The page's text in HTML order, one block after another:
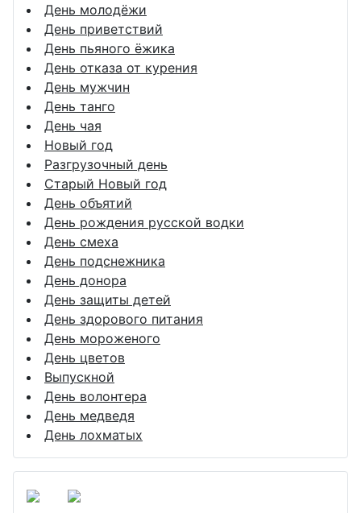
День молодёжи
День приветствий
День пьяного ёжика
День отказа от курения
День мужчин
День танго
День чая
Новый год
Разгрузочный день
Старый Новый год
День объятий
День рождения русской водки
День смеха
День подснежника
День донора
День защиты детей
День здорового питания
День мороженого
День цветов
Выпускной
День волонтера
День медведя
День лохматых